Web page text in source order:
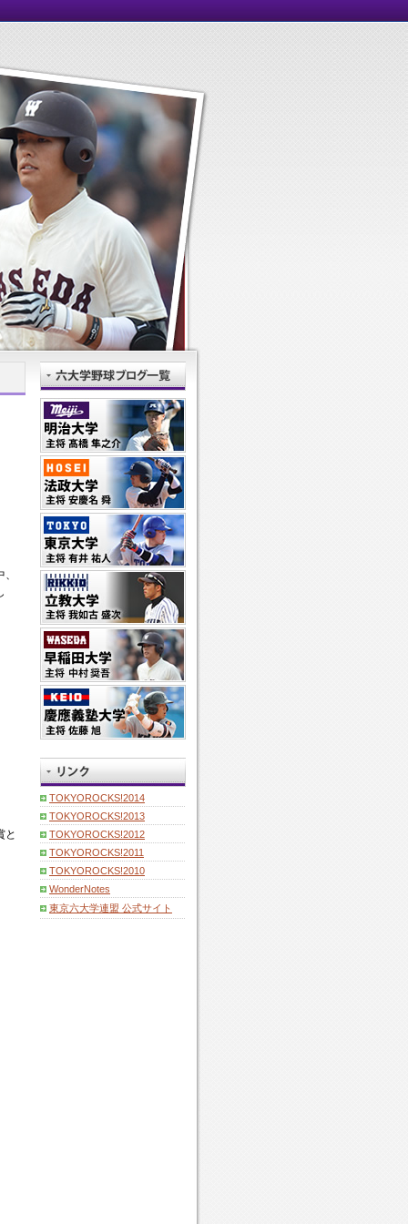
と
TOKYOROCKS!2014
TOKYOROCKS!2013
TOKYOROCKS!2012
TOKYOROCKS!2011
TOKYOROCKS!2010
WonderNotes
東京六大学連盟 公式サイト